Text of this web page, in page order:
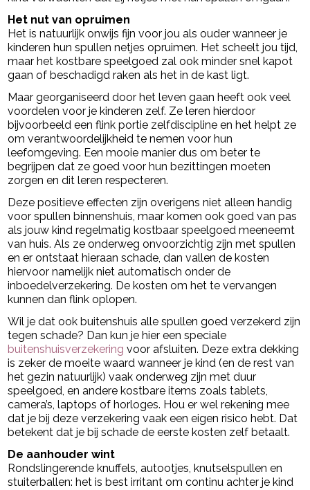
Het nut van opruimen
Het is natuurlijk onwijs fijn voor jou als ouder wanneer je
kinderen hun spullen netjes opruimen. Het scheelt jou tijd,
maar het kostbare speelgoed zal ook minder snel kapot
gaan of beschadigd raken als het in de kast ligt.
Maar georganiseerd door het leven gaan heeft ook veel
voordelen voor je kinderen zelf. Ze leren hierdoor
bijvoorbeeld een flink portie zelfdiscipline en het helpt ze
om verantwoordelijkheid te nemen voor hun
leefomgeving. Een mooie manier dus om beter te
begrijpen dat ze goed voor hun bezittingen moeten
zorgen en dit leren respecteren.
Deze positieve effecten zijn overigens niet alleen handig
voor spullen binnenshuis, maar komen ook goed van pas
als jouw kind regelmatig kostbaar speelgoed meeneemt
van huis. Als ze onderweg onvoorzichtig zijn met spullen
en er ontstaat hieraan schade, dan vallen de kosten
hiervoor namelijk niet automatisch onder de
inboedelverzekering. De kosten om het te vervangen
kunnen dan flink oplopen.
Wil je dat ook buitenshuis alle spullen goed verzekerd zijn
tegen schade? Dan kun je hier een speciale
buitenshuisverzekering voor afsluiten. Deze extra dekking
is zeker de moeite waard wanneer je kind (en de rest van
het gezin natuurlijk) vaak onderweg zijn met duur
speelgoed, en andere kostbare items zoals tablets,
camera’s, laptops of horloges. Hou er wel rekening mee
dat je bij deze verzekering vaak een eigen risico hebt. Dat
betekent dat je bij schade de eerste kosten zelf betaalt.
De aanhouder wint
Rondslingerende knuffels, autootjes, knutselspullen en
stuiterballen: het is best irritant om continu achter je kind